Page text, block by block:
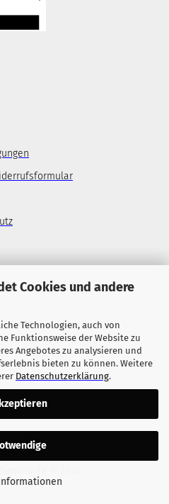
Cookies und andere
Technologien, auch von
Funktionsweise der Website zu
Angebotes zu analysieren und
bieten zu können. Weitere
Datenschutzerklärung.